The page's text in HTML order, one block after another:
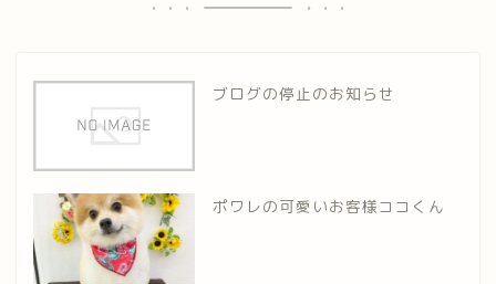
ブログの停止のお知らせ
ポワレの可愛いお客様ココくん